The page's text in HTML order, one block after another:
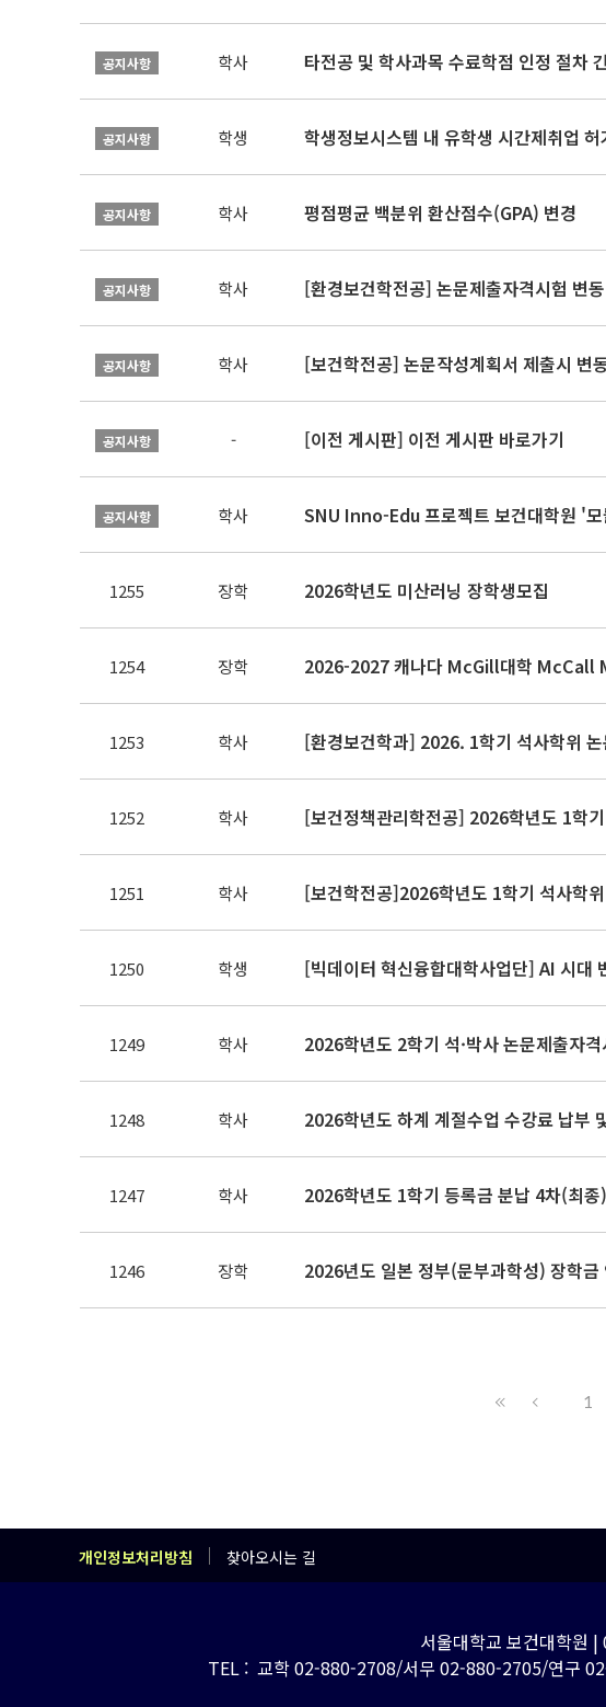
공지사항 학사 타전공 및 학사과목 수료학점 인정 절차
공지사항 학생 학생정보시스템 내 유학생 시간제취업
공지사항 학사 평점평균 백분위 환산점수(GPA) 변경
공지사항 학사 [환경보건학전공] 논문제출자격시험 변
공지사항 학사 [보건학전공] 논문작성계획서 제출시 변
공지사항 - [이전 게시판] 이전 게시판 바로가기
공지사항 학사 SNU Inno-Edu 프로젝트 보건대학원 '
1255 장학 2026학년도 미산러닝 장학생모집
1254 장학 2026-2027 캐나다 McGill대학 McCall
1253 학사 [환경보건학과] 2026. 1학기 석사학위 논
1252 학사 [보건정책관리학전공] 2026학년도 1학
1251 학사 [보건학전공]2026학년도 1학기 석사학
1250 학생 [빅데이터 혁신융합대학사업단] AI 시대
1249 학사
1248 학사
1247 학사 2026학년도 1학기 등록금 분납 4차(최
1246 장학
1
개인정보처리방침 찾아오시는 길
서울대학교 보건대학원
TEL : 교학 02-880-2708/서무 02-880-2705/연구